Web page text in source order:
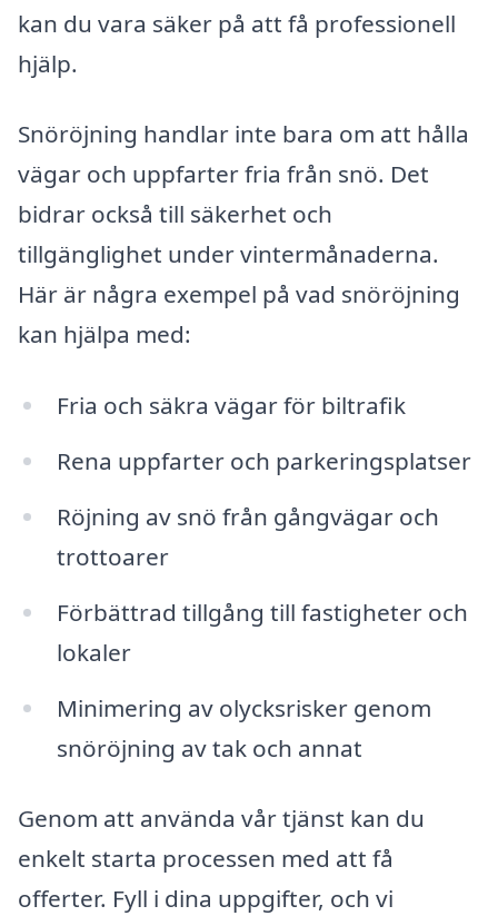
kan du vara säker på att få professionell
hjälp.
Snöröjning handlar inte bara om att hålla
vägar och uppfarter fria från snö. Det
bidrar också till säkerhet och
tillgänglighet under vintermånaderna.
Här är några exempel på vad snöröjning
kan hjälpa med:
Fria och säkra vägar för biltrafik
Rena uppfarter och parkeringsplatser
Röjning av snö från gångvägar och
trottoarer
Förbättrad tillgång till fastigheter och
lokaler
Minimering av olycksrisker genom
snöröjning av tak och annat
Genom att använda vår tjänst kan du
enkelt starta processen med att få
offerter. Fyll i dina uppgifter, och vi